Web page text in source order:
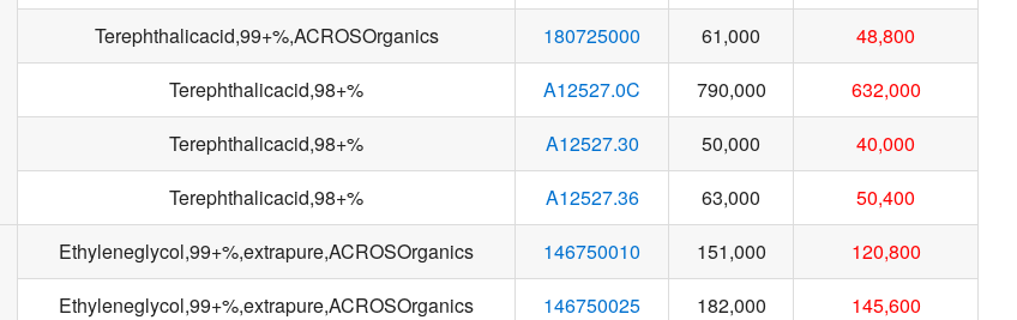
Terephthalicacid,99+%,ACROSOrganics
180725000 61,000
48,800
Terephthalicacid,98+%
A12527.0C 790,000
632,000
Terephthalicacid,98+%
A12527.30 50,000
40,000
Terephthalicacid,98+%
A12527.36 63,000 50,400
Ethyleneglycol,99+%,extrapure,ACROSOrganics 146750010 151,000
120,800
Ethyleneglycol,99+%,extrapure,ACROSOrganics
146750025 182,000
145,600